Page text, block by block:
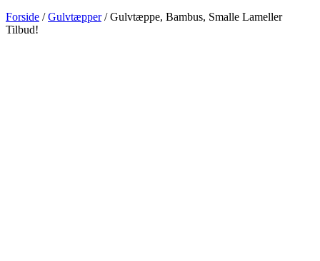
Forside /Gulvtæpper/ Gulvtæppe, Bambus, Smalle Lameller
Tilbud!